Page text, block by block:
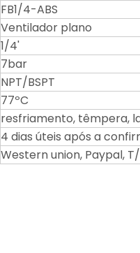
FB1/4-ABS
Ventilador plano
1/4'
7bar
NPT/BSPT
77ºC
resfriamento, têmpera,
4 dias úteis após a
Western union, Paypal,